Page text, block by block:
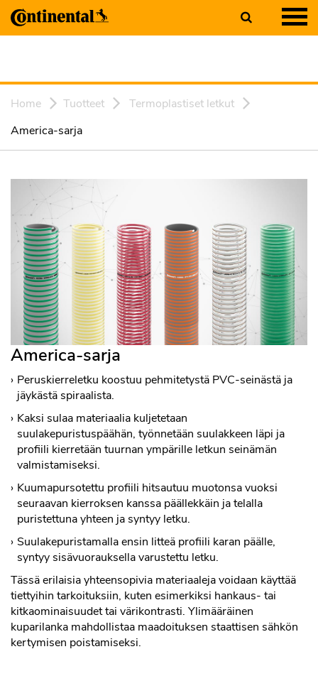
Home Tuotteet
Termoplastiset letkut
America-sarja
America-sarja
Peruskierreletku koostuu pehmitetystä PVC-seinästä ja
jäykästä spiraalista.
Kaksi sulaa materiaalia kuljetetaan
suulakepuristuspäähän, työnnetään suulakkeen läpi ja
profiili kierretään tuurnan ympärille letkun seinämän
valmistamiseksi.
Kuumapursotettu profiili hitsautuu muotonsa vuoksi
seuraavan kierroksen kanssa päällekkäin ja telalla
puristettuna yhteen ja syntyy letku.
Suulakepuristamalla ensin litteä profiili karan päälle,
syntyy sisävuorauksella varustettu letku.
Tässä erilaisia yhteensopivia materiaaleja voidaan käyttää
tiettyihin tarkoituksiin, kuten esimerkiksi hankaus- tai
kitkaominaisuudet tai värikontrasti. Ylimääräinen
kuparilanka mahdollistaa maadoituksen staattisen sähkön
kertymisen poistamiseksi.